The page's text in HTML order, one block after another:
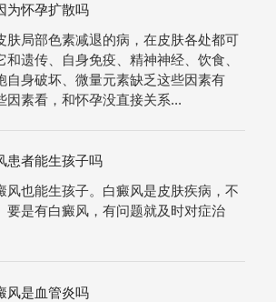
为怀孕扩散吗
肤局部色素减退的病，在皮肤各处都可
和遗传、自身免疫、精神神经、饮食、
自身破坏、微量元素缺乏这些因素有
因素看，和怀孕没直接关系...
患者能生孩子吗
风也能生孩子。白癜风是皮肤疾病，不
要是有白癜风，有问题就及时对症治
风是血管炎吗